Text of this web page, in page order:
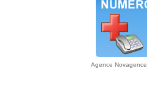
Agence Novagence